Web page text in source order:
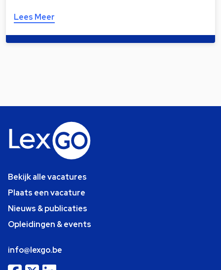
Lees Meer
Bekijk alle vacatures
Plaats een vacature
Nieuws & publicaties
Opleidingen & events
info@lexgo.be